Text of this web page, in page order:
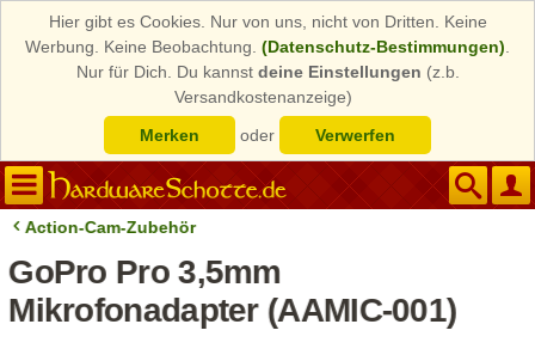
Hier gibt es Cookies. Nur von uns, nicht von Dritten. Keine
Werbung. Keine Beobachtung. (Datenschutz-Bestimmungen)
Nur für Dich. Du kannst deine Einstellungen (z.b.
Versandkostenanzeige)
Merken
oder Verwerfen
Action-Cam-Zubehör
GoPro Pro 3,5mm
Mikrofonadapter (AAMIC-001)